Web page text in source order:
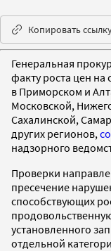
Копировать
Генеральная
факту роста цен
в Приморском и
Московской,
Сахалинской,
других регионов,
надзорного
Проверки
пресечение
способствующих
установленного
отдельной